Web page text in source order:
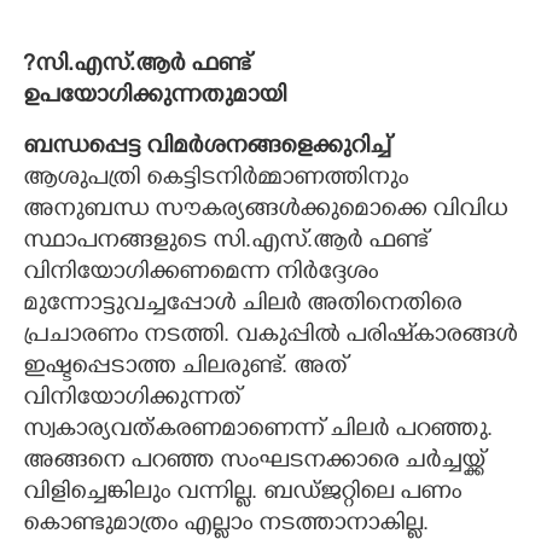
?സി.എസ്.ആർ ഫണ്ട്
ഉപയോഗിക്കുന്നതുമായി
ബന്ധപ്പെട്ട വിമർശനങ്ങളെക്കുറിച്ച്
ആശുപത്രി കെട്ടിടനിർമ്മാണത്തിനും
അനുബന്ധ സൗകര്യങ്ങൾക്കുമൊക്കെ വിവിധ
സ്ഥാപനങ്ങളുടെ സി.എസ്.ആർ ഫണ്ട്
വിനിയോഗിക്കണമെന്ന നിർദ്ദേശം
മുന്നോട്ടുവച്ചപ്പോൾ ചിലർ അതിനെതിരെ
പ്രചാരണം നടത്തി. വകുപ്പിൽ പരിഷ്‌കാരങ്ങൾ
ഇഷ്ടപ്പെടാത്ത ചിലരുണ്ട്. അത്
വിനിയോഗിക്കുന്നത്
സ്വകാര്യവത്കരണമാണെന്ന് ചിലർ പറഞ്ഞു.
അങ്ങനെ പറഞ്ഞ സംഘടനക്കാരെ ചർച്ചയ്ക്ക്
വിളിച്ചെങ്കിലും വന്നില്ല. ബഡ്ജറ്റിലെ പണം
കൊണ്ടുമാത്രം എല്ലാം നടത്താനാകില്ല.